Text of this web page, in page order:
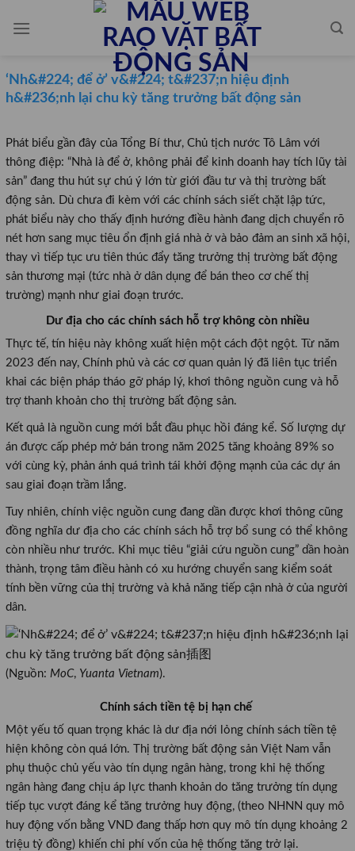
‘Nh&#224; để ở’ v&#224; t&#237;n hiệu định
h&#236;nh lại chu kỳ tăng trưởng bất động sản
Phát biểu gần đây của Tổng Bí thư, Chủ tịch nước Tô Lâm với
thông điệp: “Nhà là để ở, không phải để kinh doanh hay tích lũy tài
sản” đang thu hút sự chú ý lớn từ giới đầu tư và thị trường bất
động sản. Dù chưa đi kèm với các chính sách siết chặt lập tức,
phát biểu này cho thấy định hướng điều hành đang dịch chuyển rõ
nét hơn sang mục tiêu ổn định giá nhà ở và bảo đảm an sinh xã hội,
thay vì tiếp tục ưu tiên thúc đẩy tăng trưởng thị trường bất động
sản thương mại (tức nhà ở dân dụng để bán theo cơ chế thị
trường) mạnh như giai đoạn trước.
Dư địa cho các chính sách hỗ trợ không còn nhiều
Thực tế, tín hiệu này không xuất hiện một cách đột ngột. Từ năm
2023 đến nay, Chính phủ và các cơ quan quản lý đã liên tục triển
khai các biện pháp tháo gỡ pháp lý, khơi thông nguồn cung và hỗ
trợ thanh khoản cho thị trường bất động sản.
Kết quả là nguồn cung mới bắt đầu phục hồi đáng kể. Số lượng dự
án được cấp phép mở bán trong năm 2025 tăng khoảng 89% so
với cùng kỳ, phản ánh quá trình tái khởi động mạnh của các dự án
sau giai đoạn trầm lắng.
Tuy nhiên, chính việc nguồn cung đang dần được khơi thông cũng
đồng nghĩa dư địa cho các chính sách hỗ trợ bổ sung có thể không
còn nhiều như trước. Khi mục tiêu “giải cứu nguồn cung” dần hoàn
thành, trọng tâm điều hành có xu hướng chuyển sang kiểm soát
tính bền vững của thị trường và khả năng tiếp cận nhà ở của người
dân.
(Nguồn: MoC, Yuanta Vietnam).
Chính sách tiền tệ bị hạn chế
Một yếu tố quan trọng khác là dư địa nới lỏng chính sách tiền tệ
hiện không còn quá lớn. Thị trường bất động sản Việt Nam vẫn
phụ thuộc chủ yếu vào tín dụng ngân hàng, trong khi hệ thống
ngân hàng đang chịu áp lực thanh khoản do tăng trưởng tín dụng
tiếp tục vượt đáng kể tăng trưởng huy động, (theo NHNN quy mô
huy động vốn bằng VND đang thấp hơn quy mô tín dụng khoảng 2
triệu tỷ đồng) khiến chi phí vốn của hệ thống tăng trở lại.